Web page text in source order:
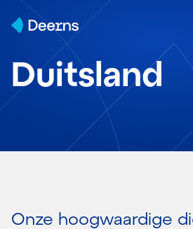
Skip to content
Duitsland
Onze hoogwaardige